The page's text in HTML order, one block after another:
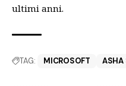
ultimi anni.
TAG: MICROSOFT ASHA